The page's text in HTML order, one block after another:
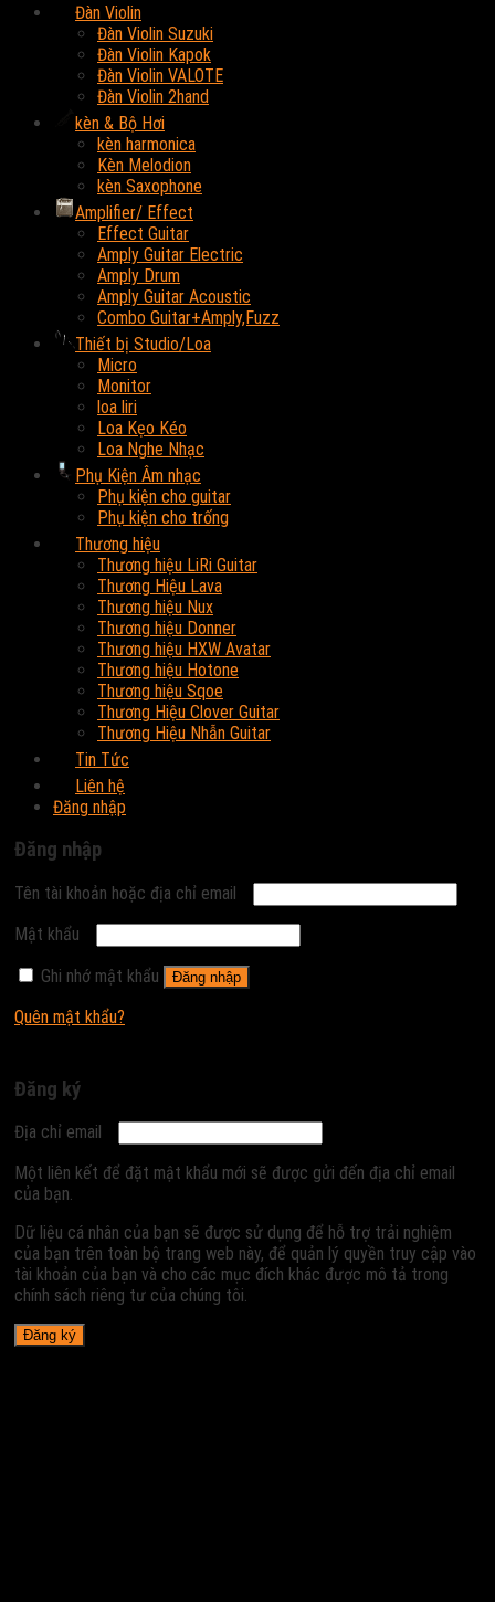
Đàn Violin
Đàn Violin Suzuki
Đàn Violin Kapok
Đàn Violin VALOTE
Đàn Violin 2hand
kèn & Bộ Hơi
kèn harmonica
Kèn Melodion
kèn Saxophone
Amplifier/ Effect
Effect Guitar
Amply Guitar Electric
Amply Drum
Amply Guitar Acoustic
Combo Guitar+Amply,Fuzz
Thiết bị Studio/Loa
Micro
Monitor
loa liri
Loa Kẹo Kéo
Loa Nghe Nhạc
Phụ Kiện Âm nhạc
Phụ kiện cho guitar
Phụ kiện cho trống
Thương hiệu
Thương hiệu LiRi Guitar
Thương Hiệu Lava
Thương hiệu Nux
Thương hiệu Donner
Thương hiệu HXW Avatar
Thương hiệu Hotone
Thương hiệu Sqoe
Thương Hiệu Clover Guitar
Thương Hiệu Nhẫn Guitar
Tin Tức
Liên hệ
Đăng nhập
Đăng nhập
Tên tài khoản hoặc địa chỉ email
Mật khẩu
Ghi nhớ mật khẩu
Đăng nhập
Quên mật khẩu?
Đăng ký
Địa chỉ email
Một liên kết để đặt mật khẩu mới sẽ được gửi đến địa chỉ email
của bạn.
Dữ liệu cá nhân của bạn sẽ được sử dụng để hỗ trợ trải nghiệm
của bạn trên toàn bộ trang web này, để quản lý quyền truy cập vào
tài khoản của bạn và cho các mục đích khác được mô tả trong
chính sách riêng tư của chúng tôi.
Đăng ký